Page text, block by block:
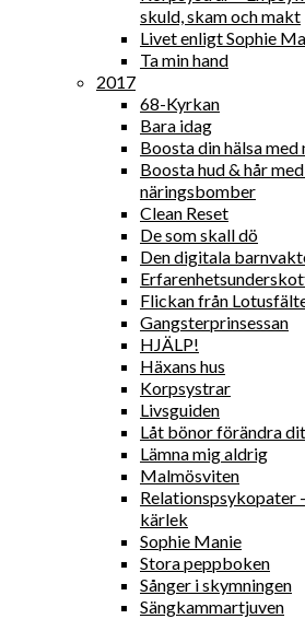
skuld, skam och makt
Livet enligt Sophie
Ta min hand
2017
68-Kyrkan
Bara idag
Boosta din hälsa
Boosta hud & hår
näringsbomber
Clean Reset
De som skall dö
Den digitala
Flickan från
Gangsterprinsessan
HJÄLP!
Häxans hus
Korpsystrar
Livsguiden
Låt bönor förändra
Lämna mig aldrig
Malmösviten
Relationspsykopater
kärlek
Sophie Manie
Stora peppboken
Sånger i skymningen
Sängkammartjuven